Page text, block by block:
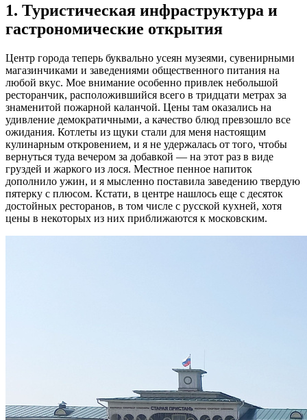
1. Туристическая инфраструктура и
гастрономические открытия
Центр города теперь буквально усеян музеями, сувенирными
магазинчиками и заведениями общественного питания на
любой вкус. Мое внимание особенно привлек небольшой
ресторанчик, расположившийся всего в тридцати метрах за
знаменитой пожарной каланчой. Цены там оказались на
удивление демократичными, а качество блюд превзошло все
ожидания. Котлеты из щуки стали для меня настоящим
кулинарным откровением, и я не удержалась от того, чтобы
вернуться туда вечером за добавкой — на этот раз в виде
груздей и жаркого из лося. Местное пенное напиток
дополнило ужин, и я мысленно поставила заведению твердую
пятерку с плюсом. Кстати, в центре нашлось еще с десяток
достойных ресторанов, в том числе с русской кухней, хотя
цены в некоторых из них приближаются к московским.